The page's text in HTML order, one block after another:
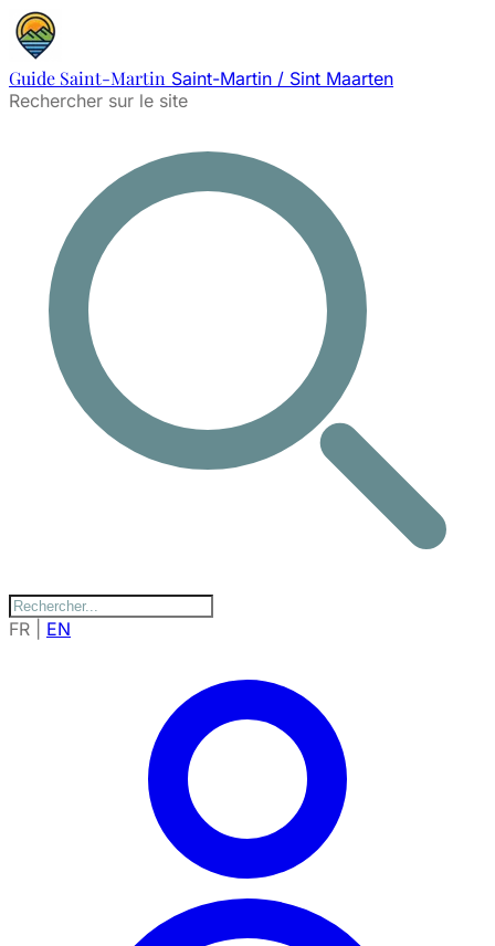
Guide Saint-Martin Saint-Martin / Sint Maarten
Rechercher sur le site
FR EN